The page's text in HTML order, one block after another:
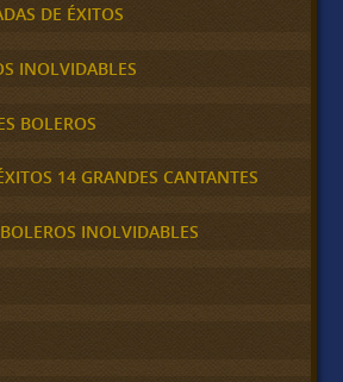
DE ÉXITOS
INOLVIDABLES
BOLEROS
14 GRANDES CANTANTES
INOLVIDABLES